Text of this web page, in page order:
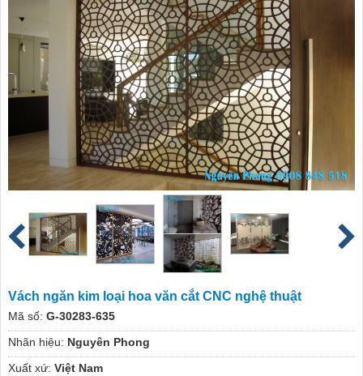
Vách ngăn kim loại hoa văn cắt CNC nghệ thuật
Mã số: G-30283-635
Nhãn hiệu: Nguyên Phong
Xuất xứ: Việt Nam